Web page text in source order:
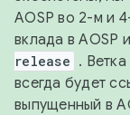
AOSP во 2-м и
вклада в AOSP
release . Ветка
всегда будет
выпущенный в